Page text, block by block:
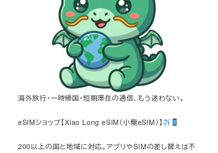
海外旅行・一時帰国・短期滞在の通信、もう迷わない。
eSIMショップ【Xiao Long eSIM（小龍eSIM）】
200以上の国と地域に対応。アプリやSIMの差し替えは不